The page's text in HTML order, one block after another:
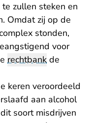
zullen steken en
Omdat zij op de
stonden,
voor
rechtbank de
keren veroordeeld
aan alcohol
soort misdrijven